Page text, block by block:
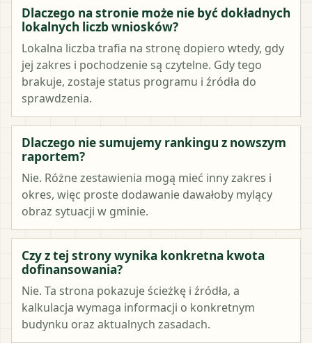
Dlaczego na stronie może nie być dokładnych
lokalnych liczb wniosków?
Lokalna liczba trafia na stronę dopiero wtedy, gdy
jej zakres i pochodzenie są czytelne. Gdy tego
brakuje, zostaje status programu i źródła do
sprawdzenia.
Dlaczego nie sumujemy rankingu z nowszym
raportem?
Nie. Różne zestawienia mogą mieć inny zakres i
okres, więc proste dodawanie dawałoby mylący
obraz sytuacji w gminie.
Czy z tej strony wynika konkretna kwota
dofinansowania?
Nie. Ta strona pokazuje ścieżkę i źródła, a
kalkulacja wymaga informacji o konkretnym
budynku oraz aktualnych zasadach.